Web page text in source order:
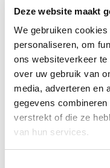
Deze website maakt
We gebruiken
personaliseren, om
ons websiteverkeer
over uw gebruik van
media, adverteren en
gegevens
verstrekt of die ze
van hun services.
dus 6 appartementen.
Er wordt ook voldoende
woonentiteiten op de site.
onder het voormalig
uitgebreid tot een
project. Er komen 12
historisch pand en 8
meergezinswoning.
6 bergingen voorzien.
Boven de
voor de woningen. Deze
gemeenschappelijke tuin.